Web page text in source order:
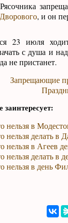
Дворового, и он
23 июля
с душа и
не пристанет.
Запрещающие
нельзя в
нельзя делать в
нельзя в Агеев
нельзя делать в
нельзя в день